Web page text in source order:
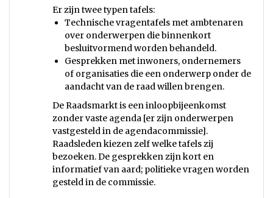
Er zijn twee typen tafels:
Technische vragentafels met ambtenaren
over onderwerpen die binnenkort
besluitvormend worden behandeld.
Gesprekken met inwoners, ondernemers
of organisaties die een onderwerp onder de
aandacht van de raad willen brengen.
De Raadsmarkt is een inloopbijeenkomst
zonder vaste agenda [er zijn onderwerpen
vastgesteld in de agendacommissie].
Raadsleden kiezen zelf welke tafels zij
bezoeken. De gesprekken zijn kort en
informatief van aard; politieke vragen worden
gesteld in de commissie.